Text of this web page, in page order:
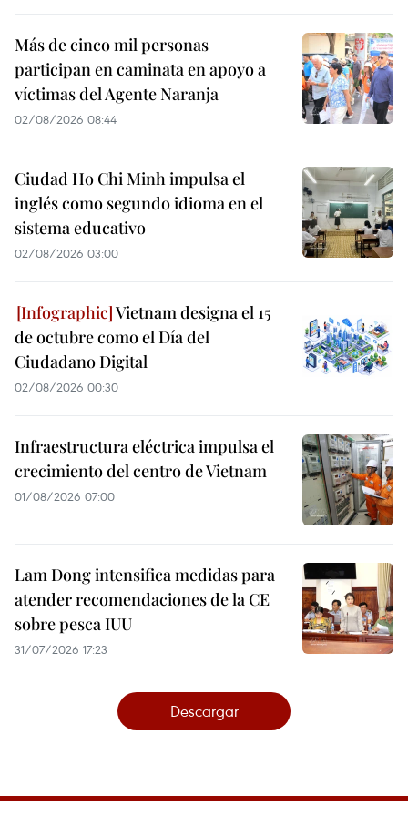
Más de cinco mil personas
participan en caminata en apoyo a
víctimas del Agente Naranja
02/08/2026 08:44
Ciudad Ho Chi Minh impulsa el
inglés como segundo idioma en el
sistema educativo
02/08/2026 03:00
Vietnam designa el 15
de octubre como el Día del
Ciudadano Digital
02/08/2026 00:30
Infraestructura eléctrica impulsa el
crecimiento del centro de Vietnam
01/08/2026 07:00
Lam Dong intensifica medidas para
atender recomendaciones de la CE
sobre pesca IUU
31/07/2026 17:23
Descargar